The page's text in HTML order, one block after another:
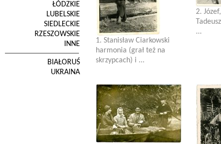
ŁÓDZKIE
LUBELSKIE
SIEDLECKIE
RZESZOWSKIE
INNE
BIAŁORUŚ
UKRAINA
1. Stanisław Ciarkowski
harmonia (grał też na
skrzypcach) i ...
2.
...